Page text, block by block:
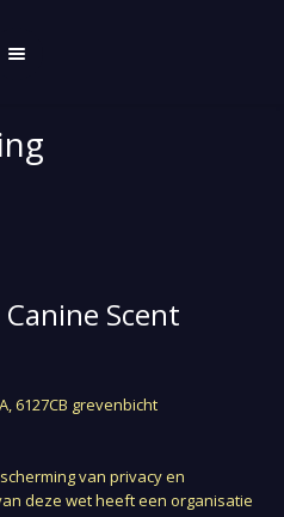
Scent
6127CB grevenbicht
van privacy en
deze wet heeft een organisatie